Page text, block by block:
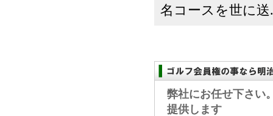
名コースを世に送
弊社にお任せ下さい
提供します